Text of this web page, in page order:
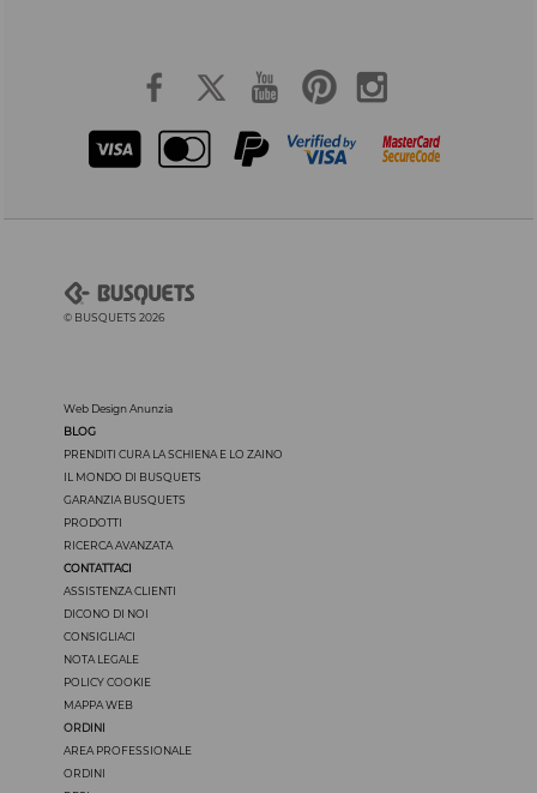
© BUSQUETS 2026
Web Design Anunzia
BLOG
PRENDITI CURA LA SCHIENA E LO ZAINO
IL MONDO DI BUSQUETS
GARANZIA BUSQUETS
PRODOTTI
RICERCA AVANZATA
CONTATTACI
ASSISTENZA CLIENTI
DICONO DI NOI
CONSIGLIACI
NOTA LEGALE
POLICY COOKIE
MAPPA WEB
ORDINI
AREA PROFESSIONALE
ORDINI